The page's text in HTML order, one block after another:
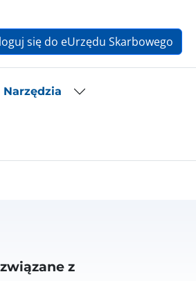
się do eUrzędu Skarbowego
Narzędzia
z